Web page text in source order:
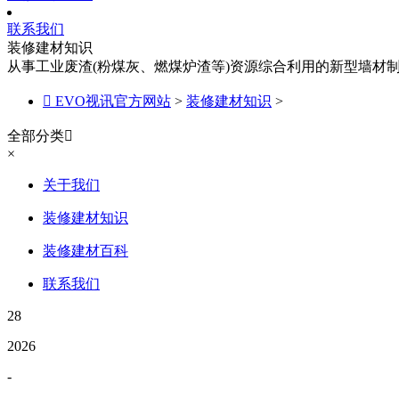
联系我们
装修建材知识
从事工业废渣(粉煤灰、燃煤炉渣等)资源综合利用的新型墙材
 EVO视讯官方网站 > 装修建材知识 >
全部分类
×
关于我们
装修建材知识
装修建材百科
联系我们
28
2026
-